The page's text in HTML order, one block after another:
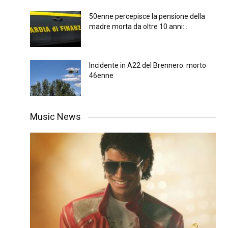
50enne percepisce la pensione della
madre morta da oltre 10 anni:...
Incidente in A22 del Brennero: morto
46enne
Music News